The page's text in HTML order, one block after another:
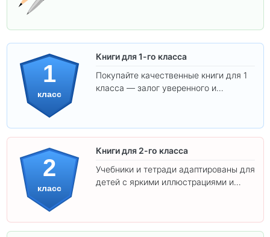
1
класс
Книги для 1-го класса
Покупайте качественные книги для 1
класса — залог уверенного и
2
класс
Книги для 2-го класса
Учебники и тетради адаптированы для
детей с яркими иллюстрациями и